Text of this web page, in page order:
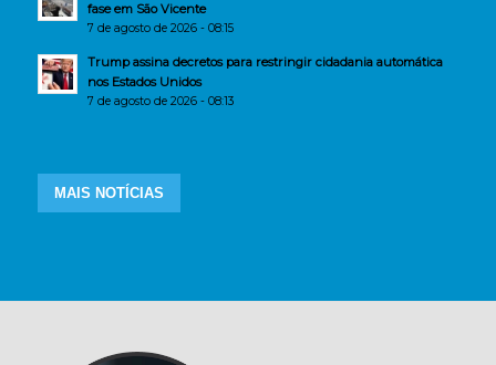
fase em São Vicente
7 de agosto de 2026 - 08:15
Trump assina decretos para restringir cidadania automática
nos Estados Unidos
7 de agosto de 2026 - 08:13
MAIS NOTÍCIAS